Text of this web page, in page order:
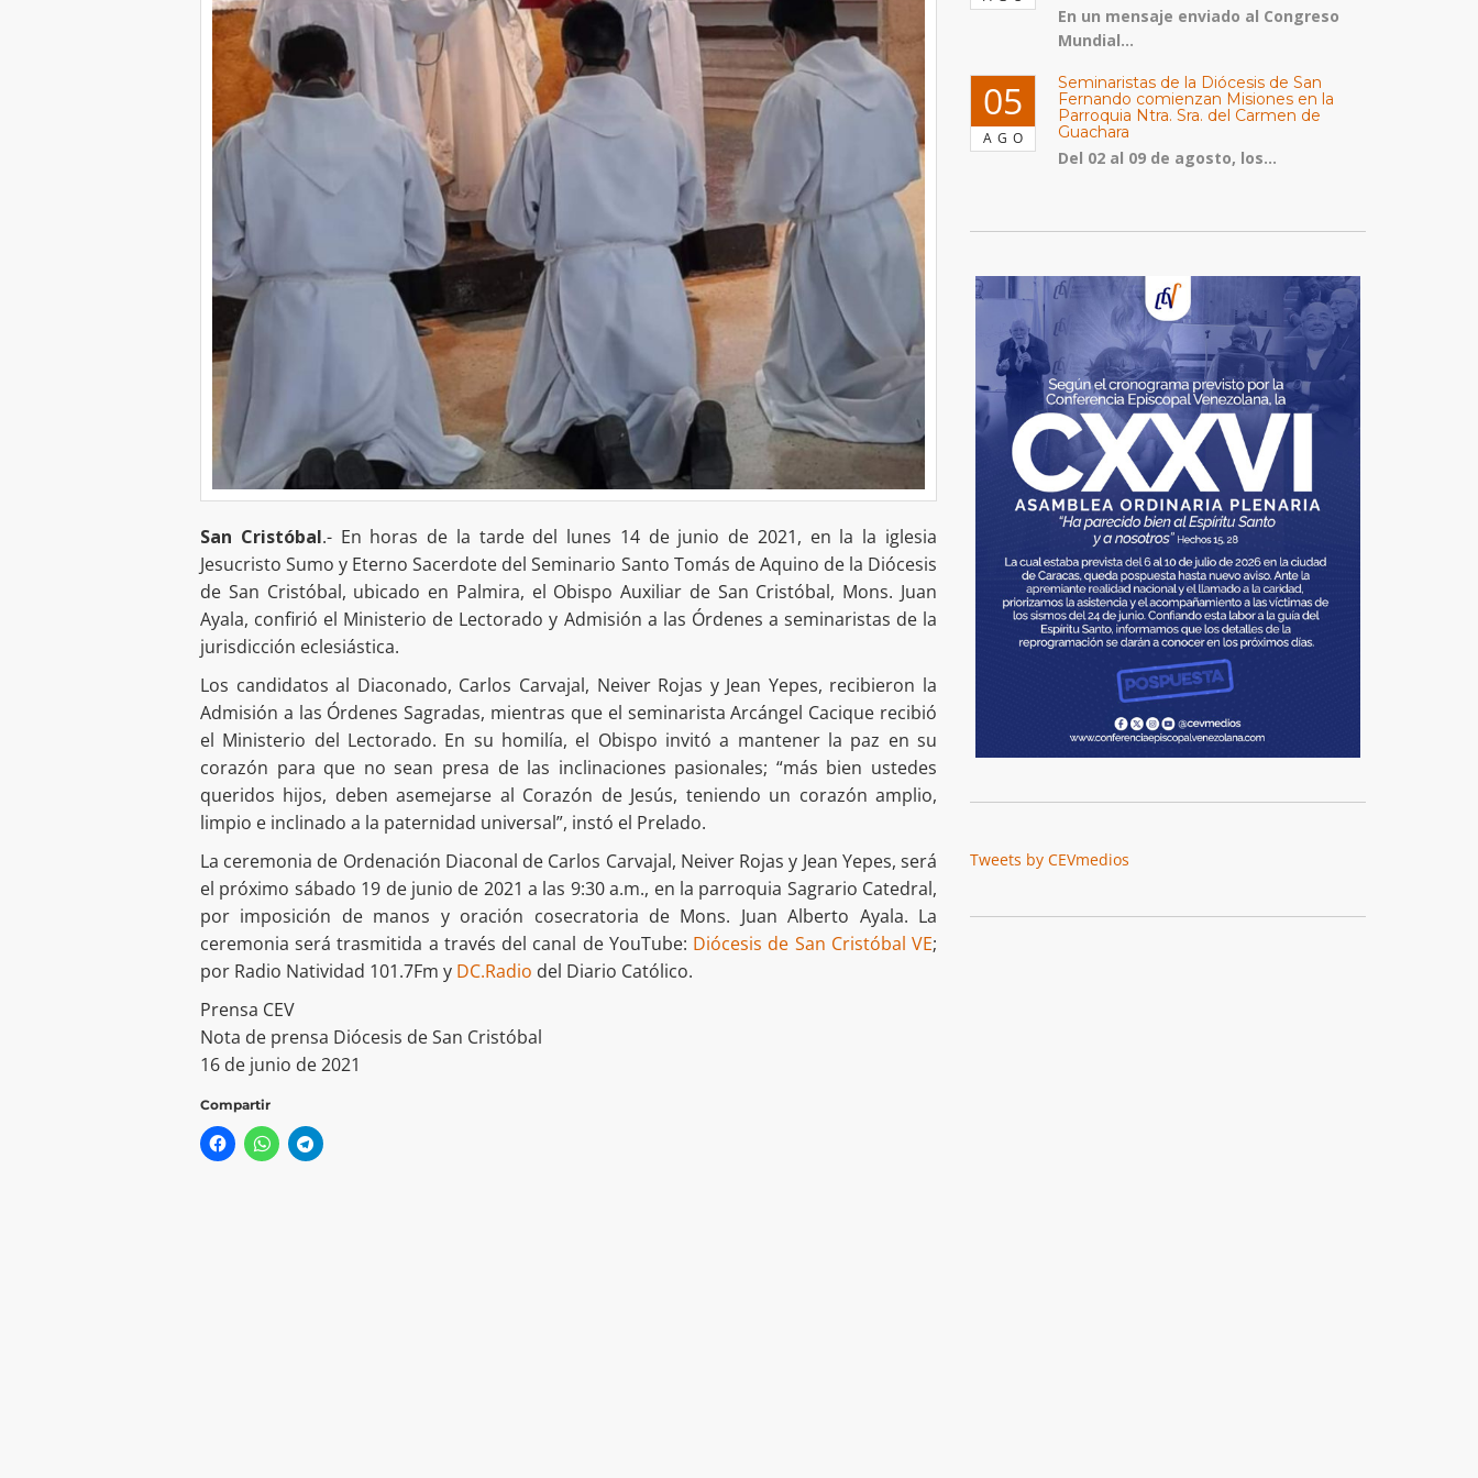
San Cristóbal.- En horas de la tarde del lunes 14 de junio de 2021, en la la iglesia
Jesucristo Sumo y Eterno Sacerdote del Seminario Santo Tomás de Aquino de la Diócesis
de San Cristóbal, ubicado en Palmira, el Obispo Auxiliar de San Cristóbal, Mons. Juan
Ayala, confirió el Ministerio de Lectorado y Admisión a las Órdenes a seminaristas de la
jurisdicción eclesiástica.
Los candidatos al Diaconado, Carlos Carvajal, Neiver Rojas y Jean Yepes, recibieron la
Admisión a las Órdenes Sagradas, mientras que el seminarista Arcángel Cacique recibió
el Ministerio del Lectorado. En su homilía, el Obispo invitó a mantener la paz en su
corazón para que no sean presa de las inclinaciones pasionales; “más bien ustedes
queridos hijos, deben asemejarse al Corazón de Jesús, teniendo un corazón amplio,
limpio e inclinado a la paternidad universal”, instó el Prelado.
La ceremonia de Ordenación Diaconal de Carlos Carvajal, Neiver Rojas y Jean Yepes, será
el próximo sábado 19 de junio de 2021 a las 9:30 a.m., en la parroquia Sagrario Catedral,
por imposición de manos y oración cosecratoria de Mons. Juan Alberto Ayala. La
ceremonia será trasmitida a través del canal de YouTube: Diócesis de San Cristóbal VE;
por Radio Natividad 101.7Fm y DC.Radio del Diario Católico.
Prensa CEV
Nota de prensa Diócesis de San Cristóbal
16 de junio de 2021
Compartir
En un mensaje enviado al Congreso
Mundial...
05
AGO
Seminaristas de la Diócesis de San
Fernando comienzan Misiones en la
Parroquia Ntra. Sra. del Carmen de
Guachara
Del 02 al 09 de agosto, los...
Tweets by CEVmedios